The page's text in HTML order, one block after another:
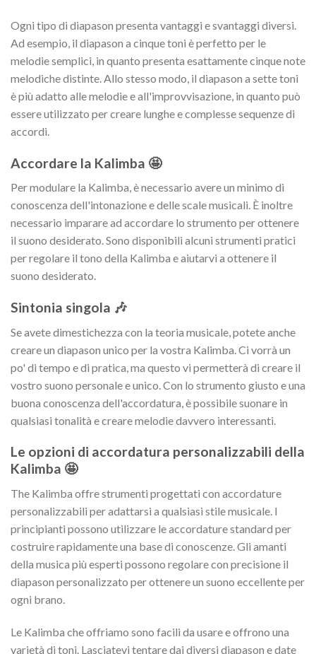
Ogni tipo di diapason presenta vantaggi e svantaggi diversi.
Ad esempio, il diapason a cinque toni è perfetto per le
melodie semplici, in quanto presenta esattamente cinque note
melodiche distinte. Allo stesso modo, il diapason a sette toni
è più adatto alle melodie e all'improvvisazione, in quanto può
essere utilizzato per creare lunghe e complesse sequenze di
accordi.
Accordare la Kalimba 🤩
Per modulare la Kalimba, è necessario avere un minimo di
conoscenza dell'intonazione e delle scale musicali. È inoltre
necessario imparare ad accordare lo strumento per ottenere
il suono desiderato. Sono disponibili alcuni strumenti pratici
per regolare il tono della Kalimba e aiutarvi a ottenere il
suono desiderato.
Sintonia singola 🎶
Se avete dimestichezza con la teoria musicale, potete anche
creare un diapason unico per la vostra Kalimba. Ci vorrà un
po' di tempo e di pratica, ma questo vi permetterà di creare il
vostro suono personale e unico. Con lo strumento giusto e una
buona conoscenza dell'accordatura, è possibile suonare in
qualsiasi tonalità e creare melodie davvero interessanti.
Le opzioni di accordatura personalizzabili della
Kalimba 🤩
The Kalimba offre strumenti progettati con accordature
personalizzabili per adattarsi a qualsiasi stile musicale. I
principianti possono utilizzare le accordature standard per
costruire rapidamente una base di conoscenze. Gli amanti
della musica più esperti possono regolare con precisione il
diapason personalizzato per ottenere un suono eccellente per
ogni brano.
Le Kalimba che offriamo sono facili da usare e offrono una
varietà di toni. Lasciatevi tentare dai diversi diapason e date